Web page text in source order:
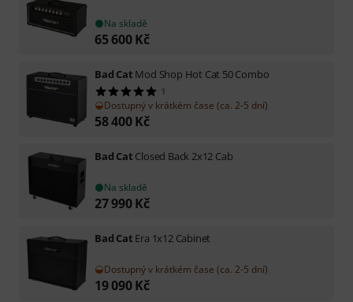
Na skladě
65 600 Kč
Bad Cat Mod Shop Hot Cat 50 Combo
1
Dostupný v krátkém čase (ca. 2-5 dní)
58 400 Kč
Bad Cat Closed Back 2x12 Cab
Na skladě
27 990 Kč
Bad Cat Era 1x12 Cabinet
Dostupný v krátkém čase (ca. 2-5 dní)
19 090 Kč